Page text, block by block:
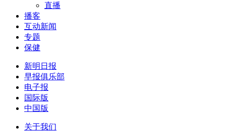
直播
播客
互动新闻
专题
保健
新明日报
早报俱乐部
电子报
国际版
中国版
关于我们